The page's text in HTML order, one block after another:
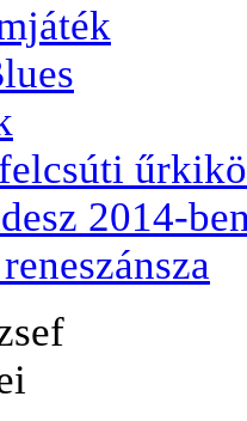
2014-